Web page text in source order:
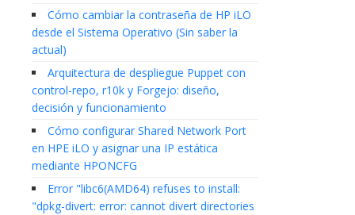
Cómo cambiar la contraseña de HP iLO
desde el Sistema Operativo (Sin saber la
actual)
Arquitectura de despliegue Puppet con
control-repo, r10k y Forgejo: diseño,
decisión y funcionamiento
Cómo configurar Shared Network Port
en HPE iLO y asignar una IP estática
mediante HPONCFG
Error "libc6(AMD64) refuses to install:
"dpkg-divert: error: cannot divert directories